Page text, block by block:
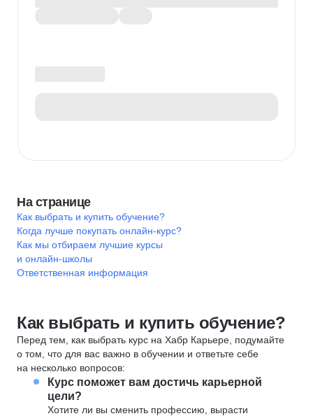
На странице
Как выбрать и купить обучение?
Когда лучше покупать онлайн-курс?
Как мы отбираем лучшие курсы
и онлайн-школы
Ответственная информация
Как выбрать и купить обучение?
Перед тем, как выбрать курс на Хабр Карьере, подумайте
о том, что для вас важно в обучении и ответьте себе
на несколько вопросов:
Курс поможет вам достичь карьерной
цели?
Хотите ли вы сменить профессию, вырасти